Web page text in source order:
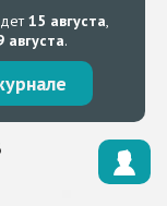
15 августа,
августа.